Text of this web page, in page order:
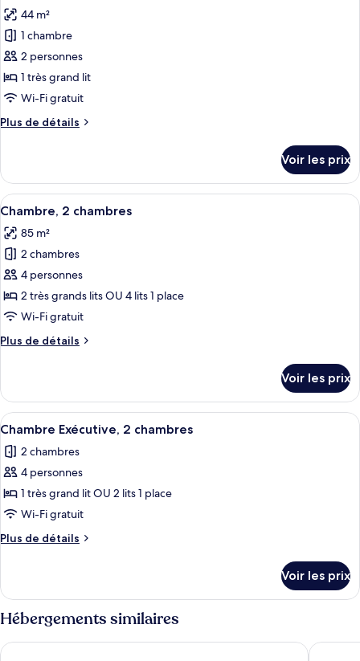
chambre
Appartement
Deluxe,
chambres
les
photos
pour
ce
type
chambre :
chambre
(Slope
View)
44 m²
1 chambre
2 personnes
1 très grand lit
Wi-Fi gratuit
Plus de détails
Plus
le
type
de
Appartement,
chambre
(Slope
View)
Voir les prix
Afficher
toutes
les
photos
pour
ce
type
chambre :
chambres
Un salon moderne comprenant un
25
Chambre, 2 chambres
85 m²
2 chambres
4 personnes
2 très grands lits OU 4 lits 1 place
Wi-Fi gratuit
Plus de détails
Plus
le
type
de
Chambre,
2
Voir les prix
Afficher
toutes
les
photos
pour
ce
type
de
Chambre
Exécutive,
2
chambres
Un salon moderne comprenant un
6
Chambre Exécutive, 2 chambres
2 chambres
4 personnes
1 très grand lit OU 2 lits 1 place
Wi-Fi gratuit
Plus de détails
Plus
le
type
de
chambre
Chambre
Voir les prix
Hébergements similaires
Hilton Niseko Village Torifito